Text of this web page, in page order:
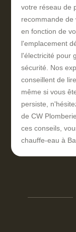
votre réseau de
recommande de
en fonction de
l'emplacement
l'électricité pour
sécurité. Nos
conseillent de
même si vous
persiste,
de CW
ces conseils,
chauffe-eau à